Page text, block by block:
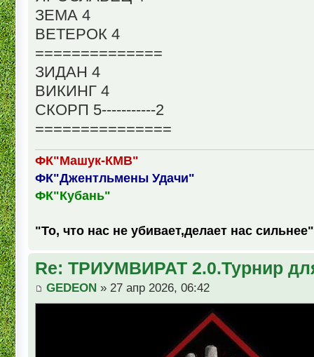
ЗЕМА 4
ВЕТЕРОК 4
==============
ЗИДАН 4
ВИКИНГ 4
СКОРП 5-----------2
===============
ФК"Машук-КМВ"
ФК"Джентльмены Удачи"
ФК"Кубань"
"То, что нас не убивает,делает нас сильнее"
Re: ТРИУМВИРАТ 2.0.Турнир
GEDEON » 27 апр 2026, 06:42